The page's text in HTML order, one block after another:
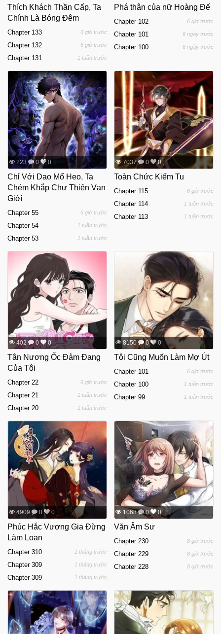
Thích Khách Thần Cấp, Ta
Chính Là Bóng Đêm
Chapter 133 6 giờ trước
Chapter 132 6 giờ trước
Chapter 131 1 tuần trước
Phá thân của nữ Hoàng Đế
Chapter 102 6 giờ trước
Chapter 101 6 ngày trước
Chapter 100 6 ngày trước
223 0 0
Chỉ Với Dao Mổ Heo, Ta
Chém Khắp Chư Thiên Vạn
Giới
Chapter 55 6 giờ trước
Chapter 54 1 tuần trước
Chapter 53 1 tuần trước
7037 0 0
Toàn Chức Kiếm Tu
Chapter 115 6 giờ trước
Chapter 114 1 tuần trước
Chapter 113 1 tuần trước
402 0 0
Tân Nương Ốc Đảm Đang
Của Tôi
Chapter 22 6 giờ trước
Chapter 21 1 tuần trước
Chapter 20 1 tuần trước
8150 0 0
Tôi Cũng Muốn Làm Mợ Út
Chapter 101 6 giờ trước
Chapter 100 1 tuần trước
Chapter 99 1 tuần trước
4909 0 0
Phúc Hắc Vương Gia Đừng
Làm Loạn
Chapter 310 1 tháng trước
Chapter 309 1 tháng trước
Chapter 309 1 tháng trước
1068 0 0
Văn Âm Sư
Chapter 230 8 giờ trước
Chapter 229 8 giờ trước
Chapter 228 8 giờ trước